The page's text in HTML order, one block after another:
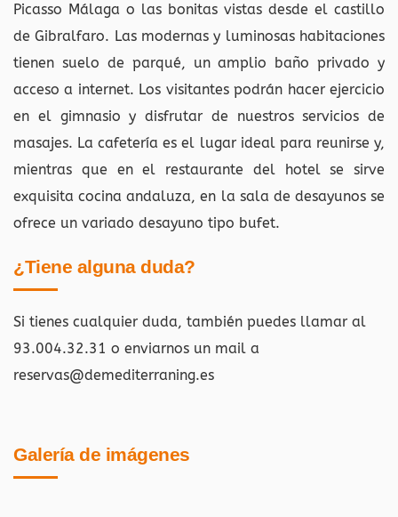
Picasso Málaga o las bonitas vistas desde el castillo
de Gibralfaro. Las modernas y luminosas habitaciones
tienen suelo de parqué, un amplio baño privado y
acceso a internet. Los visitantes podrán hacer ejercicio
en el gimnasio y disfrutar de nuestros servicios de
masajes. La cafetería es el lugar ideal para reunirse y,
mientras que en el restaurante del hotel se sirve
exquisita cocina andaluza, en la sala de desayunos se
ofrece un variado desayuno tipo bufet.
¿Tiene alguna duda?
Si tienes cualquier duda, también puedes llamar al
93.004.32.31 o enviarnos un mail a
reservas@demediterraning.es
Galería de imágenes